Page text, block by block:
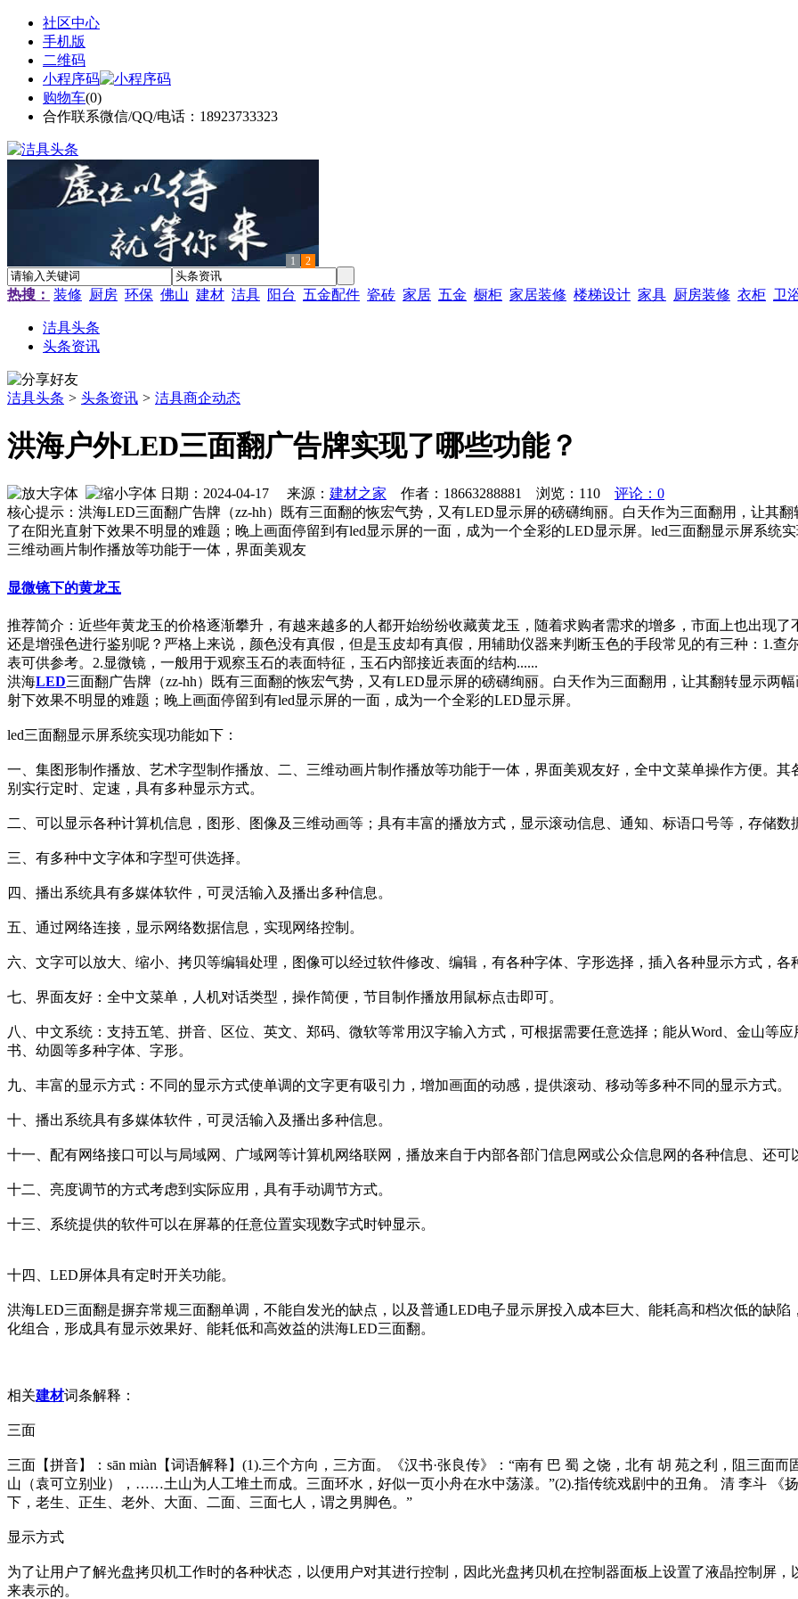
社区中心
手机版
二维码
小程序码
购物车(0)
合作联系微信/QQ/电话：18923733323
1 2
热搜： 装修 厨房 环保 佛山 建材 洁具 阳台 五金配件 瓷砖 家居 五金 橱柜 家居装修 楼梯设计 家具 厨房装修 衣柜 卫
洁具头条
头条资讯
洁具头条 > 头条资讯 > 洁具商企动态
洪海户外LED三面翻广告牌实现了哪些功能？
日期：2024-04-17 来源： 建材之家 作者：18663288881 浏览： 110
评论：0
核心提示：洪海LED三面翻广告牌（zz-hh）既有三面翻的恢宏气势，又有LED显示屏的磅礴绚丽。白天作为三面翻用，让其
了在阳光直射下效果不明显的难题；晚上画面停留到有led显示屏的一面，成为一个全彩的LED显示屏。led三面翻显示屏系统
三维动画片制作播放等功能于一体，界面美观友
显微镜下的黄龙玉
推荐简介：近些年黄龙玉的价格逐渐攀升，有越来越多的人都开始纷纷收藏黄龙玉，随着求购者需求的增多，市面上也出现
还是增强色进行鉴别呢？严格上来说，颜色没有真假，但是玉皮却有真假，用辅助仪器来判断玉色的手段常见的有三种：1.
表可供参考。2.显微镜，一般用于观察玉石的表面特征，玉石内部接近表面的结构......
洪海LED三面翻广告牌（zz-hh）既有三面翻的恢宏气势，又有LED显示屏的磅礴绚丽。白天作为三面翻用，让其翻转显示两
射下效果不明显的难题；晚上画面停留到有led显示屏的一面，成为一个全彩的LED显示屏。
led三面翻显示屏系统实现功能如下：
一、集图形制作播放、艺术字型制作播放、二、三维动画片制作播放等功能于一体，界面美观友好，全中文菜单操作方便。
别实行定时、定速，具有多种显示方式。
二、可以显示各种计算机信息，图形、图像及三维动画等；具有丰富的播放方式，显示滚动信息、通知、标语口号等，存储数
三、有多种中文字体和字型可供选择。
四、播出系统具有多媒体软件，可灵活输入及播出多种信息。
五、通过网络连接，显示网络数据信息，实现网络控制。
六、文字可以放大、缩小、拷贝等编辑处理，图像可以经过软件修改、编辑，有各种字体、字形选择，插入各种显示方式，各
七、界面友好：全中文菜单，人机对话类型，操作简便，节目制作播放用鼠标点击即可。
八、中文系统：支持五笔、拼音、区位、英文、郑码、微软等常用汉字输入方式，可根据需要任意选择；能从Word、金山等
书、幼圆等多种字体、字形。
九、丰富的显示方式：不同的显示方式使单调的文字更有吸引力，增加画面的动感，提供滚动、移动等多种不同的显示方式。
十、播出系统具有多媒体软件，可灵活输入及播出多种信息。
十一、配有网络接口可以与局域网、广域网等计算机网络联网，播放来自于内部各部门信息网或公众信息网的各种信息、还可
十二、亮度调节的方式考虑到实际应用，具有手动调节方式。
十三、系统提供的软件可以在屏幕的任意位置实现数字式时钟显示。
十四、LED屏体具有定时开关功能。
洪海LED三面翻是摒弃常规三面翻单调，不能自发光的缺点，以及普通LED电子显示屏投入成本巨大、能耗高和档次低的缺
化组合，形成具有显示效果好、能耗低和高效益的洪海LED三面翻。
相关建材词条解释：
三面
三面【拼音】：sān miàn【词语解释】(1).三个方向，三方面。《汉书·张良传》：“南有 巴 蜀 之饶，北有 胡 苑之利，阻三面
山（袁可立别业），……土山为人工堆土而成。三面环水，好似一页小舟在水中荡漾。”(2).指传统戏剧中的丑角。 清 李斗 《
下，老生、正生、老外、大面、二面、三面七人，谓之男脚色。”
显示方式
为了让用户了解光盘拷贝机工作时的各种状态，以便用户对其进行控制，因此光盘拷贝机在控制器面板上设置了液晶控制屏
来表示的。